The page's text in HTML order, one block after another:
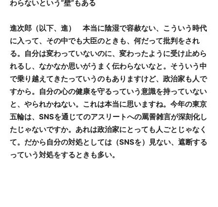
わらないという“壁”もある
進次郎（以下、進） 本当に陰湿で容赦ない、こういう時代
に入って、その中でも大臣のときも、何だって批判をされ
る。自分は変わっていないのに、変わったように受け止めら
れるし、なかなか思いがうまく伝わらないなと。そういう中
で乗り越えてきたっていうのもありますけど、政治家も人で
すから。自分の心の健康を守るっていう意識を持っていない
と、やられかねない。これは本当に思いますね。今年の東京
五輪は、SNSを通じてのアスリートへの罵詈雑言が深刻化し
たじゃないですか。あれは政治家にとっても人ごとじゃなく
て。だから自分の対処としては（SNSを）見ない、遮断する
っていう対処をするときも多い。